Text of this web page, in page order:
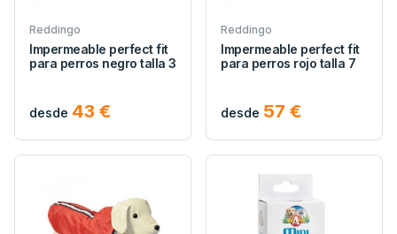
Reddingo
Impermeable perfect fit
para perros negro talla 3
desde 43 €
Reddingo
Impermeable perfect fit
para perros rojo talla 7
desde 57 €